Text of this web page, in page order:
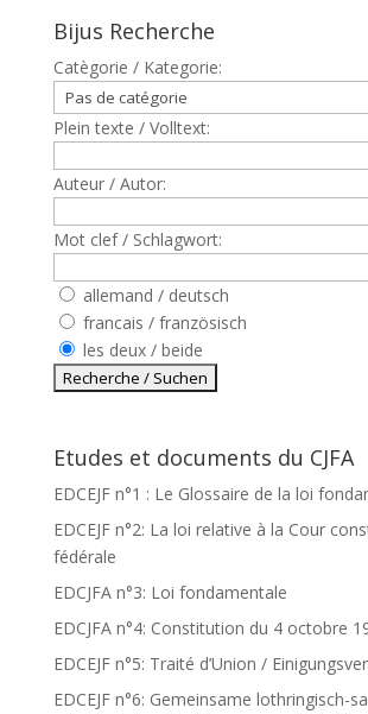
Bijus Recherche
Catègorie / Kategorie:
Plein texte / Volltext:
Auteur / Autor:
Mot clef / Schlagwort:
allemand / deutsch
francais / französisch
les deux / beide
Etudes et documents du CJFA
EDCEJF n°1 : Le Glossaire de la loi
EDCEJF n°2: La loi relative à la Cour
fédérale
EDCJFA n°3: Loi fondamentale
EDCJFA n°4: Constitution du 4 octobre
EDCEJF n°5: Traité d’Union /
EDCEJF n°6: Gemeinsame lothringisch-